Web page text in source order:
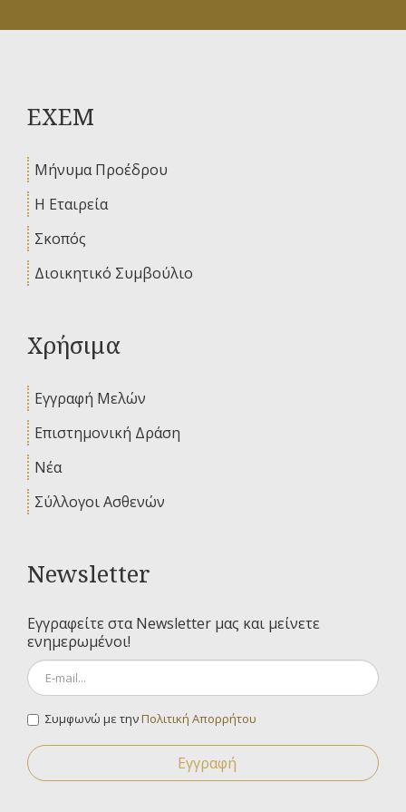
ΕΧΕΜ
Μήνυμα Προέδρου
Η Εταιρεία
Σκοπός
Διοικητικό Συμβούλιο
Χρήσιμα
Εγγραφή Μελών
Επιστημονική Δράση
Νέα
Σύλλογοι Ασθενών
Newsletter
Εγγραφείτε στα Newsletter μας και μείνετε
ενημερωμένοι!
Συμφωνώ με τηνΠολιτική Απορρήτου
Εγγραφή